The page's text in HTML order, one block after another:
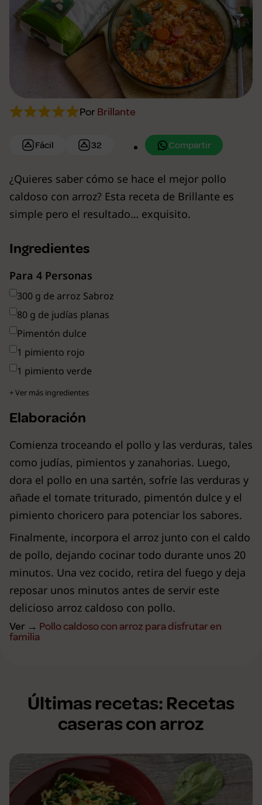
Por Brillante
Fácil 32 Compartir
¿Quieres saber cómo se hace el mejor pollo
caldoso con arroz? Esta receta de Brillante es
simple pero el resultado… exquisito.
Ingredientes
Para 4 Personas
300 g de arroz Sabroz
80 g de judías planas
Pimentón dulce
1 pimiento rojo
1 pimiento verde
+ Ver más ingredientes
Elaboración
Comienza troceando el pollo y las verduras, tales
como judías, pimientos y zanahorias. Luego,
dora el pollo en una sartén, sofríe las verduras y
añade el tomate triturado, pimentón dulce y el
pimiento choricero para potenciar los sabores.
Finalmente, incorpora el arroz junto con el caldo
de pollo, dejando cocinar todo durante unos 20
minutos. Una vez cocido, retira del fuego y deja
reposar unos minutos antes de servir este
delicioso arroz caldoso con pollo.
Ver → Pollo caldoso con arroz para disfrutar en
familia
Últimas recetas: Recetas
caseras con arroz